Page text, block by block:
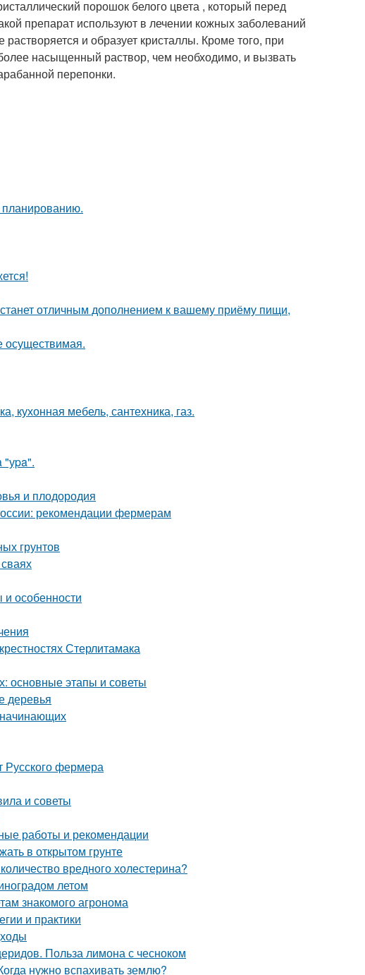
порошок белого цвета , который перед
препарат используют в лечении кожных заболеваний
и образует кристаллы. Кроме того, при
насыщенный раствор, чем необходимо, и вызвать
перепонки.
планированию.
отличным дополнением к вашему приёму пищи,
осуществимая.
кухонная мебель, сантехника, газ.
"уpa".
и плодородия
рекомендации фермерам
грунтов
особенности
Стерлитамака
основные этапы и советы
деревья
Русского фермера
и советы
работы и рекомендации
в открытом грунте
вредного холестерина?
летом
знакомого агронома
и практики
Польза лимона с чесноком
нужно вспахивать землю?